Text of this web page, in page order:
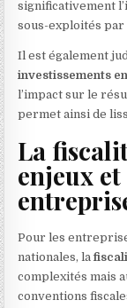
significativement
sous-exploités par
Il est également
investissements
l’impact sur le
permet ainsi de
La
enjeux
Pour les
nationales, la
complexités mais
conventions